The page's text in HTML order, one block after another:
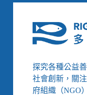
探究各種公益
社會創新，關
府組織（NGO